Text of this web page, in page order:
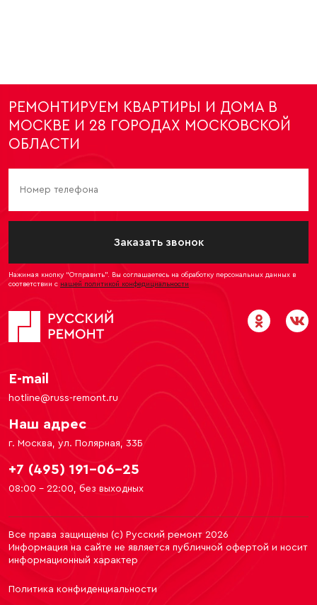
РЕМОНТИРУЕМ КВАРТИРЫ И ДОМА В
МОСКВЕ И 28 ГОРОДАХ МОСКОВСКОЙ
ОБЛАСТИ
Заказать звонок
Нажимая кнопку “Отправить”. Вы соглашаетесь на обработку персональных данных в
соответствии с нашей политикой конфедициальности
E-mail
hotline@russ-remont.ru
Наш адрес
г. Москва, ул. Полярная, 33Б
+7 (495) 191-06-25
08:00 - 22:00, без выходных
Все права защищены (c) Русский ремонт 2026
Информация на сайте не является публичной офертой и носит
информационный характер
Политика конфиденциальности